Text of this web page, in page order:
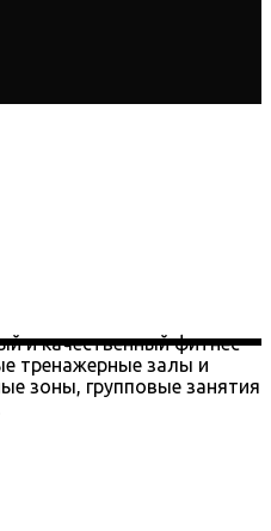
и качественный фитнес-
тренажерные залы и
зоны, групповые занятия